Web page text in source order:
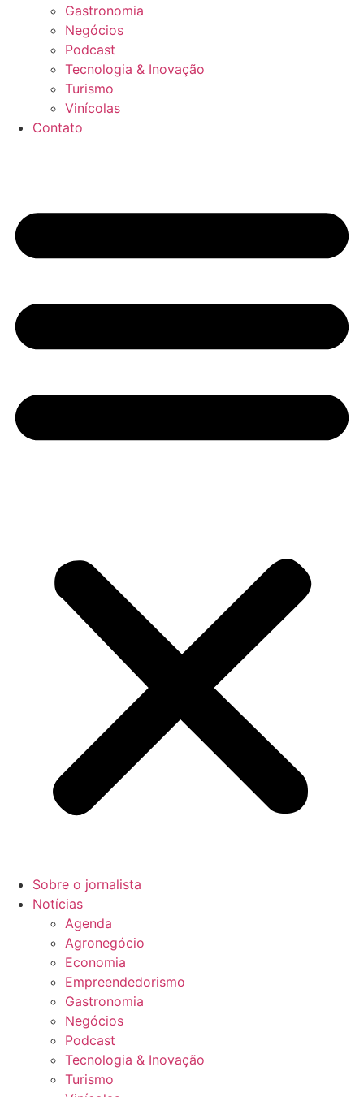
Gastronomia
Negócios
Podcast
Tecnologia & Inovação
Turismo
Vinícolas
Contato
Sobre o jornalista
Notícias
Agenda
Agronegócio
Economia
Empreendedorismo
Gastronomia
Negócios
Podcast
Tecnologia & Inovação
Turismo